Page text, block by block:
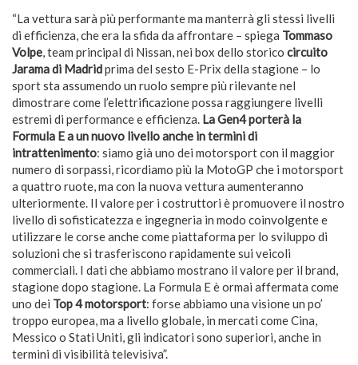
“La vettura sarà più performante ma manterrà gli stessi livelli
di efficienza, che era la sfida da affrontare – spiega Tommaso
Volpe, team principal di Nissan, nei box dello storico circuito
Jarama di Madridprima del sesto E-Prix della stagione – lo
sport sta assumendo un ruolo sempre più rilevante nel
dimostrare come l’elettrificazione possa raggiungere livelli
estremi di performance e efficienza. La Gen4 porterà la
Formula E a un nuovo livello anche in termini di
intrattenimento: siamo già uno dei motorsport con il maggior
numero di sorpassi, ricordiamo più la MotoGP che i motorsport
a quattro ruote, ma con la nuova vettura aumenteranno
ulteriormente. Il valore per i costruttori è promuovere il nostro
livello di sofisticatezza e ingegneria in modo coinvolgente e
utilizzare le corse anche come piattaforma per lo sviluppo di
soluzioni che si trasferiscono rapidamente sui veicoli
commerciali. I dati che abbiamo mostrano il valore per il brand,
stagione dopo stagione. La Formula E è ormai affermata come
uno dei Top 4 motorsport: forse abbiamo una visione un po’
troppo europea, ma a livello globale, in mercati come Cina,
Messico o Stati Uniti, gli indicatori sono superiori, anche in
termini di visibilità televisiva”.